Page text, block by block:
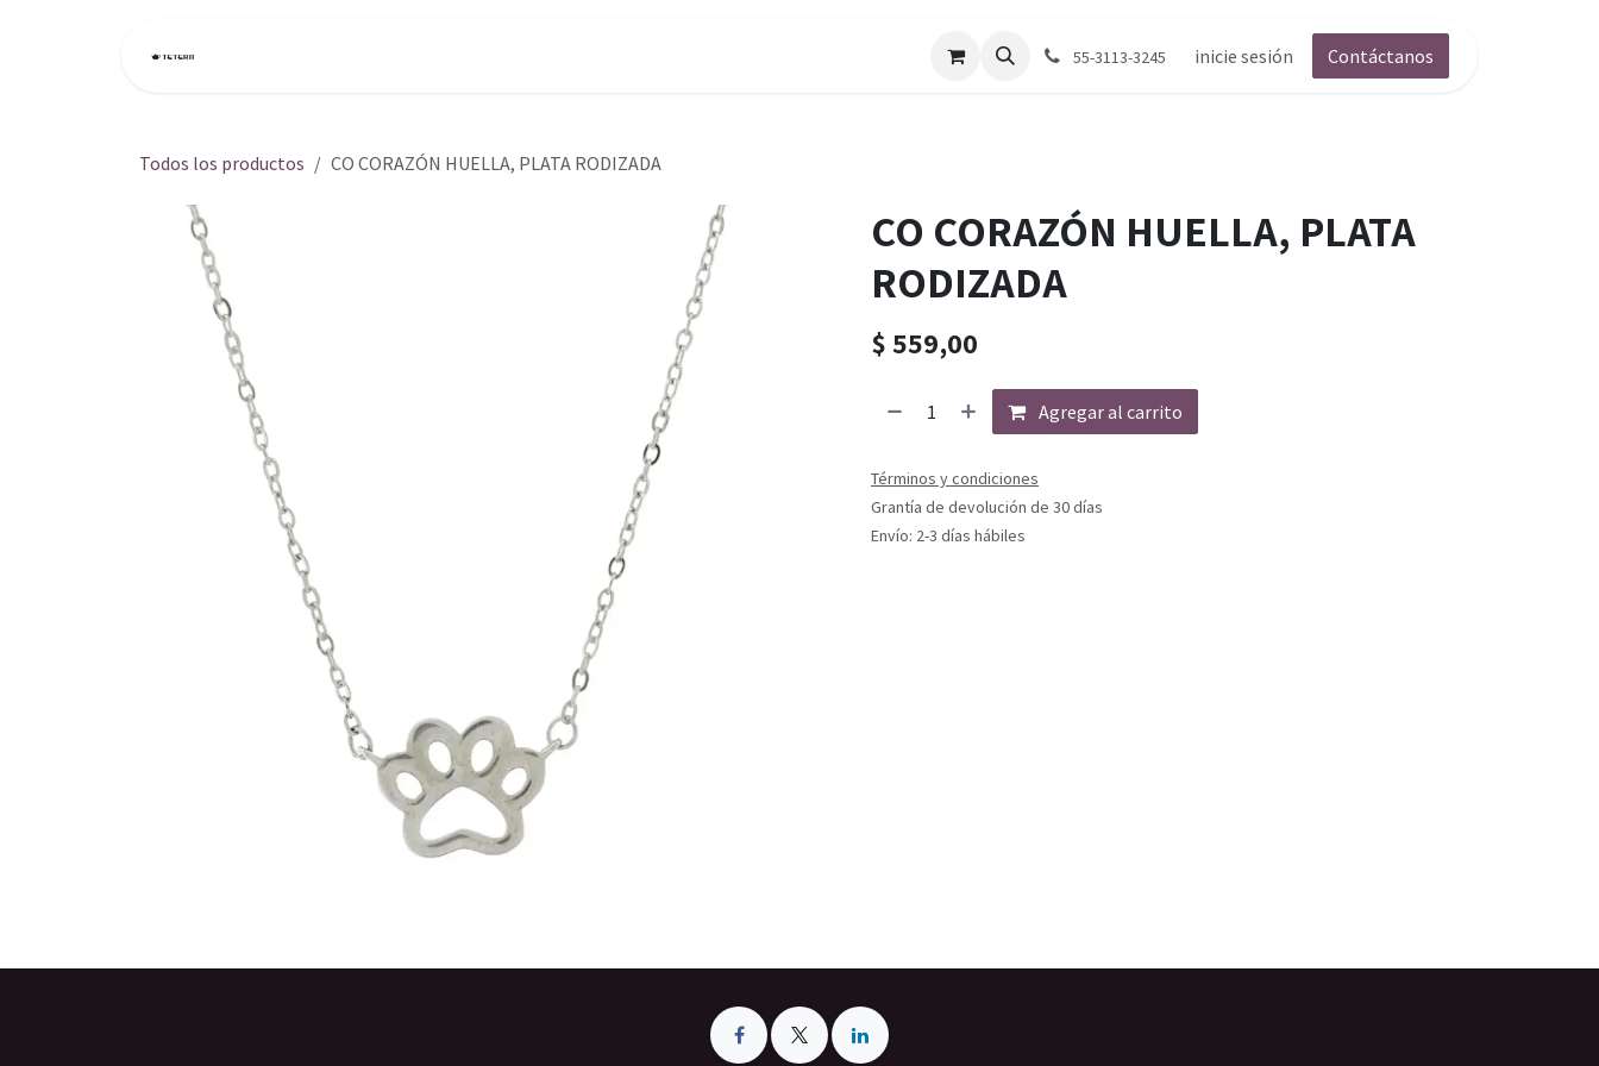
55-3113-3245 inicie sesión Contáctanos
Todos los productos CO CORAZÓN HUELLA, PLATA RODIZADA
CO CORAZÓN HUELLA, PLATA
RODIZADA
$559,00
Agregar al carrito
Términos y condiciones
Grantía de devolución de 30 días
Envío: 2-3 días hábiles